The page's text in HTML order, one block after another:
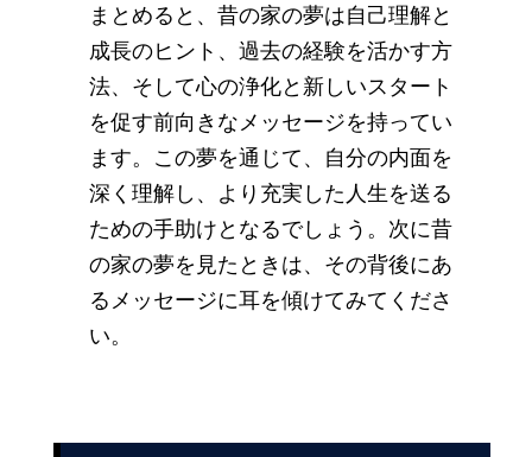
まとめると、昔の家の夢は自己理解と
成長のヒント、過去の経験を活かす方
法、そして心の浄化と新しいスタート
を促す前向きなメッセージを持ってい
ます。この夢を通じて、自分の内面を
深く理解し、より充実した人生を送る
ための手助けとなるでしょう。次に昔
の家の夢を見たときは、その背後にあ
るメッセージに耳を傾けてみてくださ
い。